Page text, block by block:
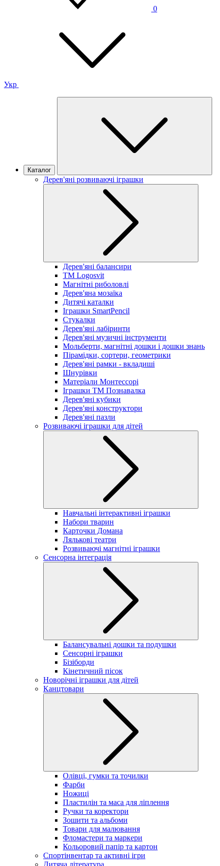
0
Укр
Каталог
Дерев'яні розвиваючі іграшки
Дерев'яні балансири
TM Logosvit
Магнітні риболовлі
Дерев'яна мозаїка
Дитячі каталки
Іграшки SmartPencil
Стукалки
Дерев'яні лабіринти
Дерев'яні музичні інструменти
Мольберти, магнітні дошки і дошки знань
Пірамідки, сортери, геометрики
Дерев'яні рамки - вкладиші
Шнурівки
Матеріали Монтессорі
Іграшки ТМ Познавалка
Дерев'яні кубики
Дерев'яні конструктори
Дерев'яні пазли
Розвиваючі іграшки для дітей
Навчальні інтерактивні іграшки
Набори тварин
Карточки Домана
Лялькові театри
Розвиваючі магнітні іграшки
Сенсорна інтеграція
Балансувальні дошки та подушки
Сенсорні іграшки
Бізіборди
Кінетичний пісок
Новорічні іграшки для дітей
Канцтовари
Олівці, гумки та точилки
Фарби
Ножиці
Пластилін та маса для ліплення
Ручки та коректори
Зошити та альбоми
Товари для малювання
Фломастери та маркери
Кольоровий папір та картон
Спортінвентар та активні ігри
Дитяча література